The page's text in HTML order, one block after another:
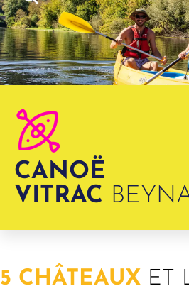
CANOË
VITRAC
5 CHÂTEAUX ET